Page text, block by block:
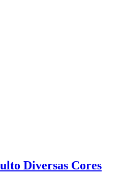
Diversas Cores